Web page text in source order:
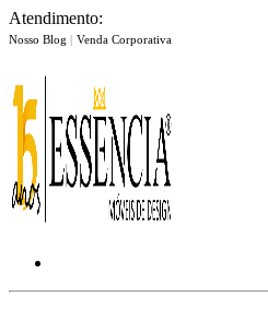
Atendimento:
Nosso Blog | Venda Corporativa